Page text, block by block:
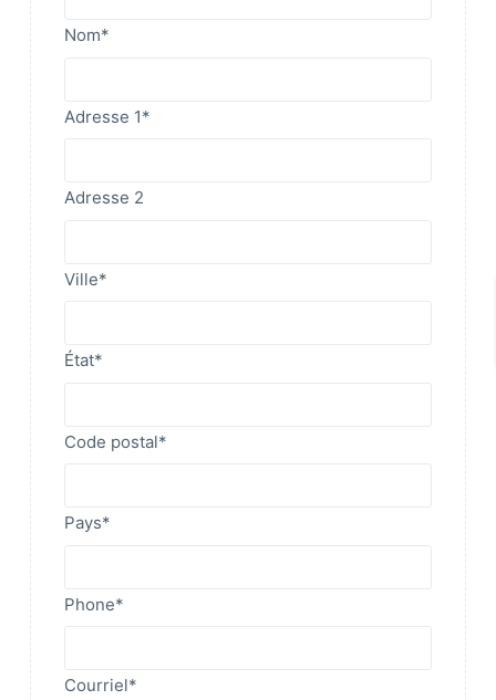
Nom*
Adresse 1*
Adresse 2
Ville*
État*
Code postal*
Pays*
Phone*
Courriel*